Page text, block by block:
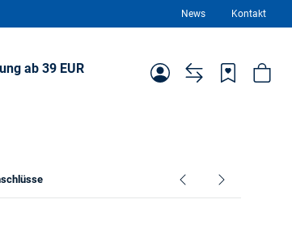
News Kontakt
ab 39 EUR